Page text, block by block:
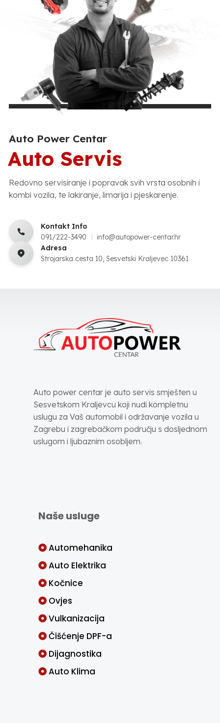
Auto Power Centar
Auto Servis
Redovno servisiranje i popravak svih vrsta osobnih i
kombi vozila, te lakiranje, limarija i pjeskarenje.
Kontakt Info
091/222-3490
info@autopower-centar.hr
Adresa
Strojarska cesta 10, Sesvetski Kraljevec 10361
Auto power centar je auto servis smješten u
Sesvetskom Kraljevcu koji nudi kompletnu
uslugu za Vaš automobil i održavanje vozila u
Zagrebu i zagrebačkom području s dosljednom
uslugom i ljubaznim osobljem.
Naše usluge
Automehanika
Auto Elektrika
Kočnice
Ovjes
Vulkanizacija
Čišćenje DPF-a
Dijagnostika
Auto Klima